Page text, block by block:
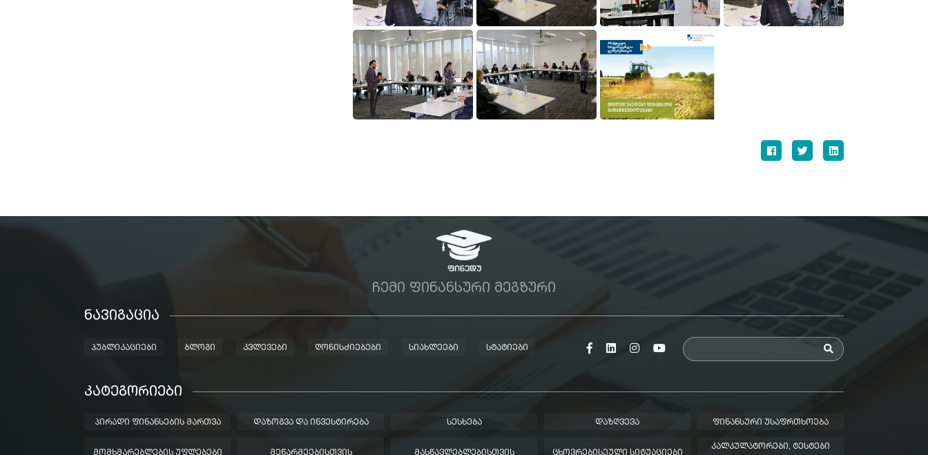
ᲩᲔᲛᲘ ᲤᲘᲜᲐᲜᲡᲣᲠᲘ ᲛᲔᲒᲖᲣᲠᲘ
ᲜᲐᲕᲘᲒᲐᲪᲘᲐ
ᲞᲣᲑᲚᲘᲙᲐᲪᲘᲔᲑᲘ ᲑᲚᲝᲒᲘ ᲙᲕᲚᲔᲕᲔᲑᲘ ᲦᲝᲜᲘᲡᲫᲘᲔᲑᲔᲑᲘ ᲡᲘᲐᲮᲚᲔᲔᲑᲘ ᲡᲢᲐᲢᲘᲔᲑᲘ
ᲙᲐᲢᲔᲒᲝᲠᲘᲔᲑᲘ
ᲞᲘᲠᲐᲓᲘ ᲤᲘᲜᲐᲜᲡᲔᲑᲘᲡ ᲛᲐᲠᲗᲕᲐ ᲓᲐᲖᲝᲒᲕᲐ ᲓᲐ ᲘᲜᲕᲔᲡᲢᲘᲠᲔᲑᲐ ᲡᲔᲡᲮᲔᲑᲐ ᲓᲐᲖᲦᲕᲔᲕᲐ ᲤᲘᲜᲐᲜᲡᲣᲠᲘ ᲣᲡᲐᲤᲠᲗᲮᲝᲔᲑᲐ
ᲛᲝᲛᲮᲛᲐᲠᲔᲑᲚᲔᲑᲘᲡ ᲣᲤᲚᲔᲑᲔᲑᲘ ᲛᲔᲬᲐᲠᲛᲔᲔᲑᲘᲡᲗᲕᲘᲡ ᲛᲐᲡᲬᲐᲕᲚᲔᲑᲚᲔᲑᲘᲡᲗᲕᲘᲡ ᲪᲮᲝᲕᲠᲔᲑᲘᲡᲔᲣᲚᲘ ᲡᲘᲢᲣᲐᲪᲘᲔᲑᲘ
ᲙᲐᲚᲙᲣᲚᲐᲢᲝᲠᲔᲑᲘ, ᲢᲔᲡᲢᲔᲑᲘ